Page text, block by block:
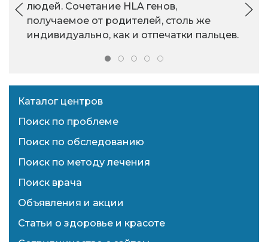
людей. Сочетание HLA генов,
получаемое от родителей, столь же
индивидуально, как и отпечатки пальцев.
Каталог центров
Поиск по проблеме
Поиск по обследованию
Поиск по методу лечения
Поиск врача
Объявления и акции
Статьи о здоровье и красоте